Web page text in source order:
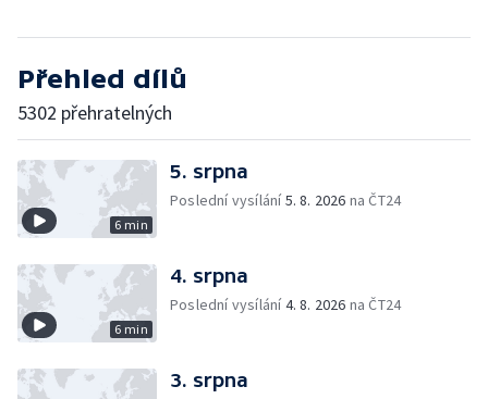
Přehled dílů
5302 přehratelných
6 min
5. srpna
Poslední vysílání5. 8. 2026 na ČT24
6 min
4. srpna
Poslední vysílání4. 8. 2026 na ČT24
3. srpna